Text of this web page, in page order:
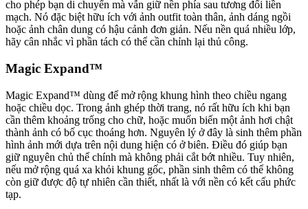
cho phép bạn di chuyển mà vẫn giữ nền phía sau tương đối liền
mạch. Nó đặc biệt hữu ích với ảnh outfit toàn thân, ảnh dáng ngồi
hoặc ảnh chân dung có hậu cảnh đơn giản. Nếu nền quá nhiều lớp,
hãy cân nhắc vì phần tách có thể cần chỉnh lại thủ công.
Magic Expand™
Magic Expand™ dùng để mở rộng khung hình theo chiều ngang
hoặc chiều dọc. Trong ảnh ghép thời trang, nó rất hữu ích khi bạn
cần thêm khoảng trống cho chữ, hoặc muốn biến một ảnh hơi chật
thành ảnh có bố cục thoáng hơn. Nguyên lý ở đây là sinh thêm phần
hình ảnh mới dựa trên nội dung hiện có ở biên. Điều đó giúp bạn
giữ nguyên chủ thể chính mà không phải cắt bớt nhiều. Tuy nhiên,
nếu mở rộng quá xa khỏi khung gốc, phần sinh thêm có thể không
còn giữ được độ tự nhiên cần thiết, nhất là với nền có kết cấu phức
tạp.